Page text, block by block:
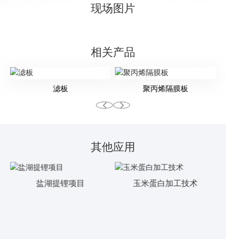
现场图片
相关产品
滤板 聚丙烯隔膜板
其他应用
盐湖提锂项目 玉米蛋白加工技术